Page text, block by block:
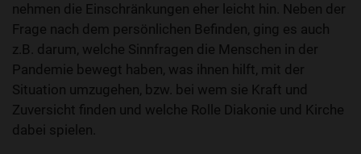
nehmen die Einschränkungen eher leicht hin. Neben der
Frage nach dem persönlichen Befinden, ging es auch
z.B. darum, welche Sinnfragen die Menschen in der
Pandemie bewegt haben, was ihnen hilft, mit der
Situation umzugehen, bzw. bei wem sie Kraft und
Zuversicht finden und welche Rolle Diakonie und Kirche
dabei spielen.